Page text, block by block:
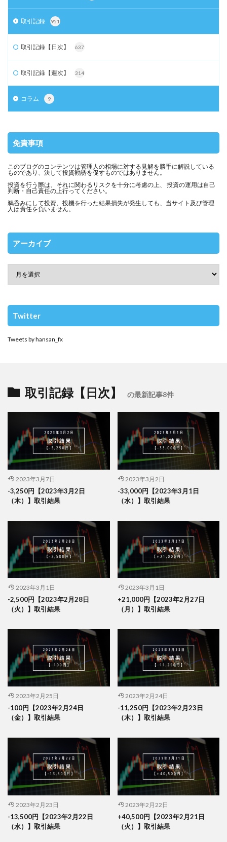
取引記録 951
取引記録【日次】 637
取引記録【週次】 314
コラム 9
免責事項
このブログのコンテンツは管理人の相場に対する見解を勝手に解説している
ものであり、決して投資勧誘を促すものではありません。
投資を行う際は、それに関わるリスクを十分に考慮の上、 投資の運用は自己
判断・自己責任の上行ってください。
鵜呑みにして投資、投機を行った結果損失が発生しても、当サイト及び管理
人は責任を負いません。
アーカイブ
Twitter
Tweets by hansan_fx
取引記録【日次】 の最新記事8件
2023年3月7日
-3,250円【2023年3月2日
（木）】取引結果
2023年3月2日
-33,000円【2023年3月1日
（水）】取引結果
2023年3月1日
-2,500円【2023年2月28日
（火）】取引結果
2023年3月1日
+21,000円【2023年2月27日
（月）】取引結果
2023年2月25日
-100円【2023年2月24日
（金）】取引結果
2023年2月24日
-11,250円【2023年2月23日
（木）】取引結果
2023年2月23日
-13,500円【2023年2月22日
（水）】取引結果
2023年2月22日
+40,500円【2023年2月21日
（火）】取引結果